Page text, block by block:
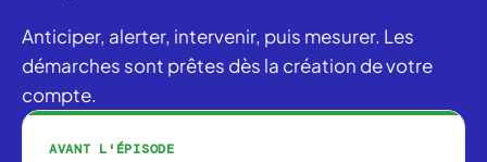
Anticiper, alerter, intervenir, puis mesurer. Les
démarches sont prêtes dès la création de votre
compte.
AVANT L'ÉPISODE